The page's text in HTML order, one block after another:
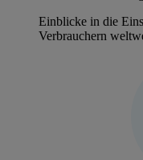
Einblicke in die
Verbrauchern